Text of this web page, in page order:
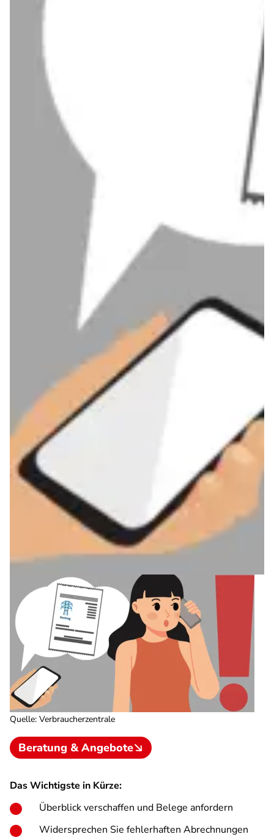
Quelle: Verbraucherzentrale
Beratung & Angebote
Das Wichtigste in Kürze:
Überblick verschaffen und Belege anfordern
Widersprechen Sie fehlerhaften Abrechnungen